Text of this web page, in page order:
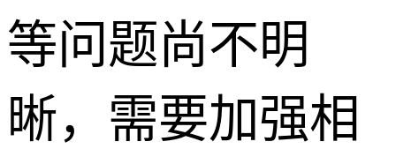
等问题尚不明
晰，需要加强相